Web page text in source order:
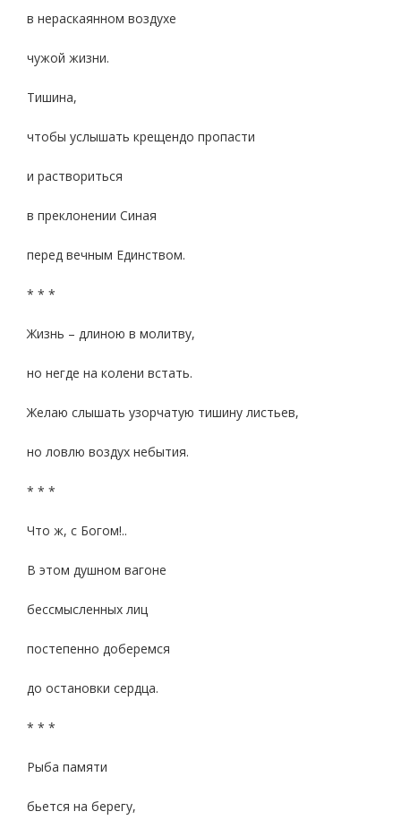
в нераскаянном воздухе
чужой жизни.
Тишина,
чтобы услышать крещендо пропасти
и раствориться
в преклонении Синая
перед вечным Единством.
* * *
Жизнь – длиною в молитву,
но негде на колени встать.
Желаю слышать узорчатую тишину листьев,
но ловлю воздух небытия.
* * *
Что ж, с Богом!..
В этом душном вагоне
бессмысленных лиц
постепенно доберемся
до остановки сердца.
* * *
Рыба памяти
бьется на берегу,